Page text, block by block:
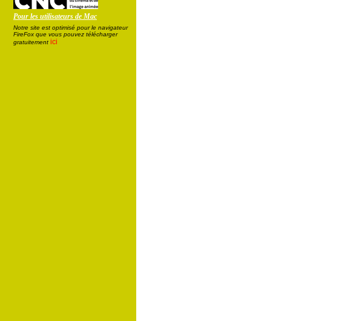
Pour les utilisateurs de Mac
Notre site est optimisé pour le navigateur
FireFox que vous pouvez télécharger
gratuitement ici